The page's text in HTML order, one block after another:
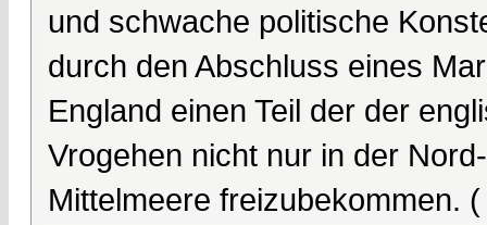
und schwache politische
durch den Abschluss eines
England einen Teil der der
Vrogehen nicht nur in der
Mittelmeere freizubekommen.